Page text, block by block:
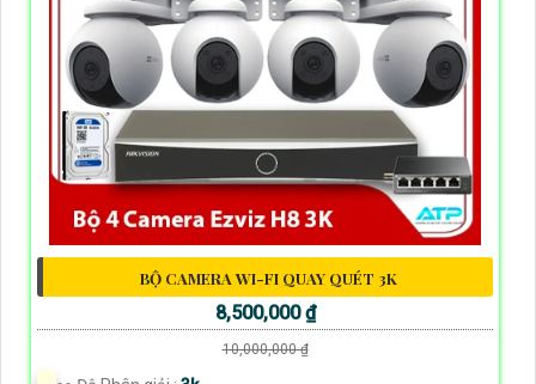
BỘ CAMERA WI-FI QUAY QUÉT 3K
8,500,000 ₫
10,000,000 ₫